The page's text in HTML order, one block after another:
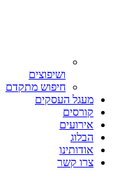
ושיפוצים
חיפוש מתקדם
מעגל העסקים
קורסים
אירועים
הבלוג
אודותינו
צרו קשר